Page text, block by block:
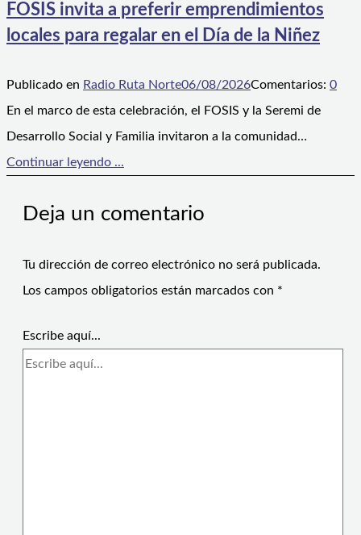
FOSIS invita a preferir emprendimientos
locales para regalar en el Día de la Niñez
Publicado en Radio Ruta Norte06/08/2026Comentarios: 0
En el marco de esta celebración, el FOSIS y la Seremi de
Desarrollo Social y Familia invitaron a la comunidad…
Continuar leyendo ...
Deja un comentario
Tu dirección de correo electrónico no será publicada.
Los campos obligatorios están marcados con *
Escribe aquí...